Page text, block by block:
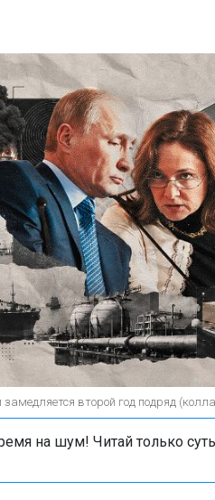
замедляется второй год подряд
на шум! Читай только